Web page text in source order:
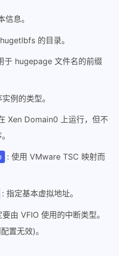
息。
的目录。
于 hugepage 文件名的前缀
例的类型。
Xen Domain0 上运行，但不
: 使用 VMware TSC 映射而
: 指定基本虚拟地址。
要由 VFIO 使用的中断类型。
置无效)。